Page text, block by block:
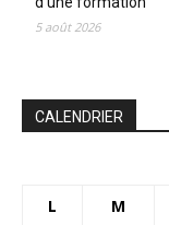
5 août 2026
CALENDRIER
L M